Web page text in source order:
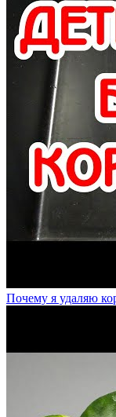
Почему я удаляю